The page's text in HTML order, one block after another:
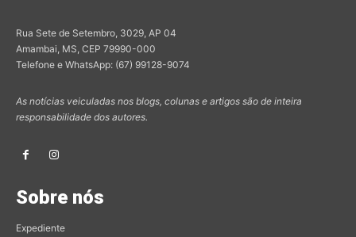
Rua Sete de Setembro, 3029, AP 04
Amambai, MS, CEP 79990-000
Telefone e WhatsApp: (67) 99128-9074
As notícias veiculadas nos blogs, colunas e artigos são de inteira
responsabilidade dos autores.
Sobre nós
Expediente